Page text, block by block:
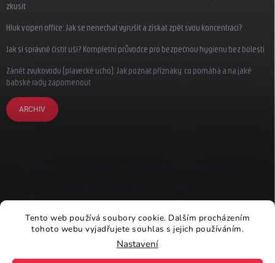
Tento web používá soubory cookie. Dalším procházením
tohoto webu vyjadřujete souhlas s jejich používáním.
Nastavení
zkusit
Hluk v open office: Jak se nenechat vyrušit a získat zpět svou koncentraci?
Jak si správně čistit uši? Kompletní průvodce pro bezpečnou hygienu bez bolesti
Zánět zvukovodu (plavecké ucho): Jak poznat příznaky, co pomáhá a na jaké
babské rady zapomenout
ARCHIV